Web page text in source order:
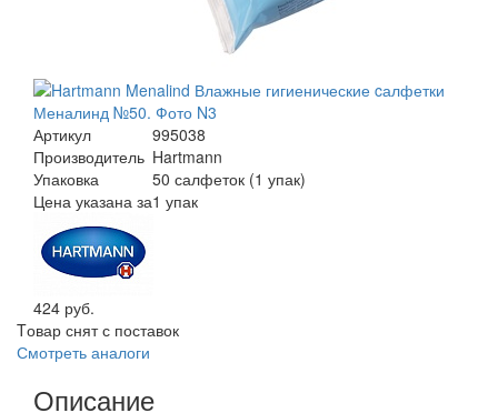
Артикул
995038
Производитель Hartmann
Упаковка
50 салфеток (1 упак)
Цена указана за1 упак
424 руб.
Tовар снят с поставок
Смотреть аналоги
Описание